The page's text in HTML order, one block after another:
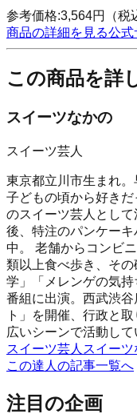
参考価格:3,564円
（税
商品の詳細を見る公式
この商品を詳
スイーツなかの
スイーツ芸人
東京都立川市生まれ。
子どもの頃から好き
のスイーツ芸人とし
後、特注のパンケー
中。 老舗からコンビ
類以上食べ歩き、そ
学」「メレンゲの気
番組に出演。西武渋
ト」を開催、行政と
広いシーンで活動して
スイーツ芸人スイー
この達人の記事一覧へ
注目の企画